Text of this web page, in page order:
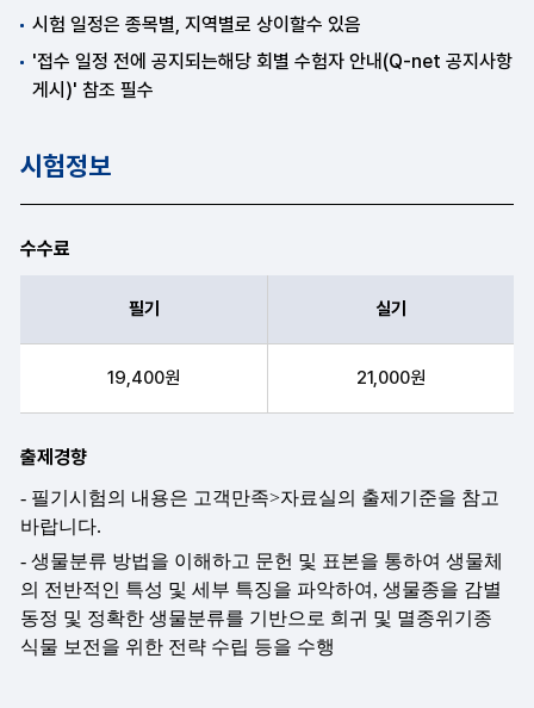
시험 일정은 종목별, 지역별로 상이할수 있음
'접수 일정 전에 공지되는해당 회별 수험자 안내(Q-net 공지사항
게시)' 참조 필수
시험정보
수수료
필기 실기
19,400원 21,000원
출제경향